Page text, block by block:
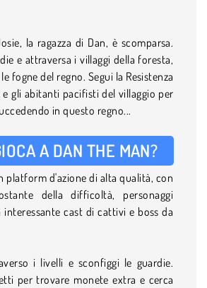
la ragazza di Dan, è scomparsa.
e attraversa i villaggi della foresta,
fogne del regno. Segui la Resistenza
e gli abitanti pacifisti del villaggio per
in questo regno...
A DAN THE MAN?
platform d'azione di alta qualità, con
della difficoltà, personaggi
cast di cattivi e boss da
i livelli e sconfiggi le guardie.
per trovare monete extra e cerca